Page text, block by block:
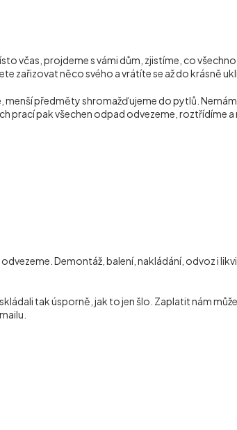
včas, projdeme s vámi dům, zjistíme, co
zařizovat něco svého a vrátíte se až do krásně
předměty shromažďujeme do pytlů.
prací pak všechen odpad odvezeme, roztřídíme a
Demontáž, balení, nakládání, odvoz i
tak úsporně, jak to jen šlo. Zaplatit nám